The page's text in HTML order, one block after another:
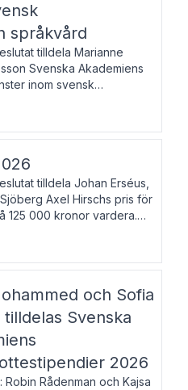
språkvård
tilldela Marianne
Svenska Akademiens
inom svensk
till minne av Carl Gabriel
Prissumma
tilldela Johan Erséus,
Axel Hirschs pris för
125 000 kronor vardera.
fackboksförfattare och
och Sofia
tilldelas Svenska
2026
Robin Rådenman och Kajsa